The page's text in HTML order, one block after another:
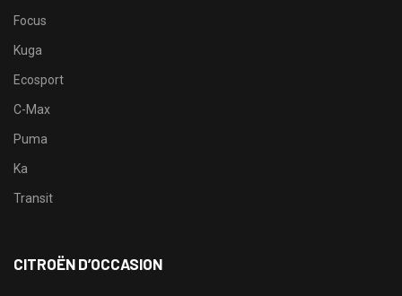
Focus
Kuga
Ecosport
C-Max
Puma
Ka
Transit
CITROËN D’OCCASION